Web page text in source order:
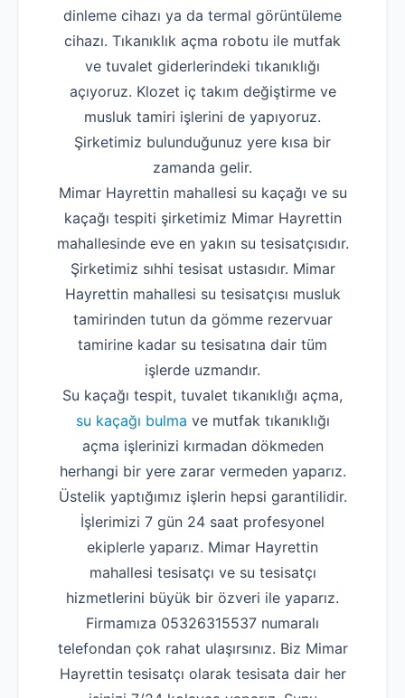
dinleme cihazı ya da termal görüntüleme
cihazı. Tıkanıklık açma robotu ile mutfak
ve tuvalet giderlerindeki tıkanıklığı
açıyoruz. Klozet iç takım değiştirme ve
musluk tamiri işlerini de yapıyoruz.
Şirketimiz bulunduğunuz yere kısa bir
zamanda gelir.
Mimar Hayrettin mahallesi su kaçağı ve su
kaçağı tespiti şirketimiz Mimar Hayrettin
mahallesinde eve en yakın su tesisatçısıdır.
Şirketimiz sıhhi tesisat ustasıdır. Mimar
Hayrettin mahallesi su tesisatçısı musluk
tamirinden tutun da gömme rezervuar
tamirine kadar su tesisatına dair tüm
işlerde uzmandır.
Su kaçağı tespit, tuvalet tıkanıklığı açma,
su kaçağı bulma ve mutfak tıkanıklığı
açma işlerinizi kırmadan dökmeden
herhangi bir yere zarar vermeden yaparız.
Üstelik yaptığımız işlerin hepsi garantilidir.
İşlerimizi 7 gün 24 saat profesyonel
ekiplerle yaparız. Mimar Hayrettin
mahallesi tesisatçı ve su tesisatçı
hizmetlerini büyük bir özveri ile yaparız.
Firmamıza 05326315537 numaralı
telefondan çok rahat ulaşırsınız. Biz Mimar
Hayrettin tesisatçı olarak tesisata dair her